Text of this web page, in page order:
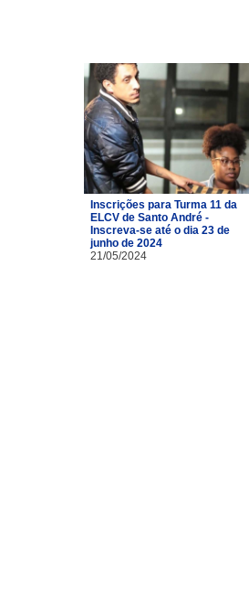
Inscrições para Turma 11 da
ELCV de Santo André -
Inscreva-se até o dia 23 de
junho de 2024
21/05/2024